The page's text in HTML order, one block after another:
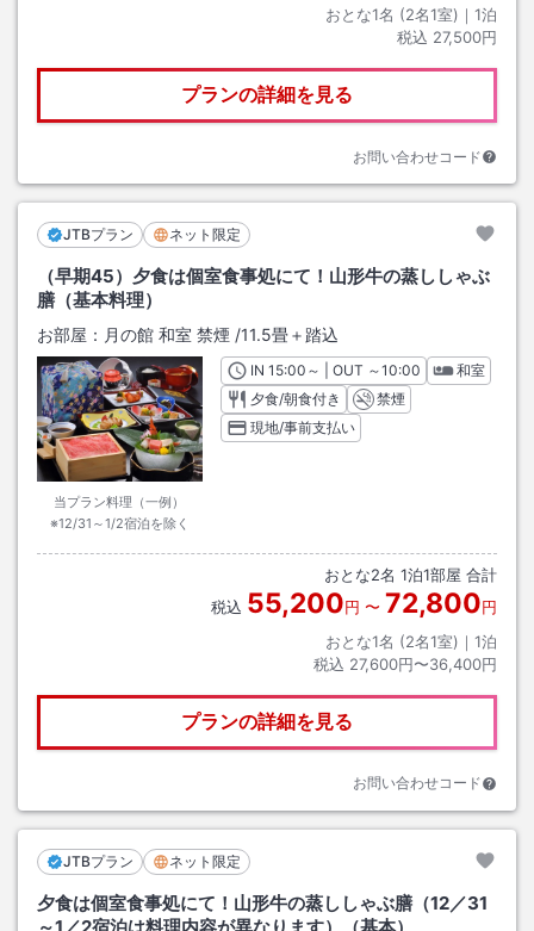
おとな1名 (2名1室)｜ 1泊
税込 27,500円
プランの詳細を見る
お問い合わせコード
JTBプラン ネット限定
（早期45）夕食は個室食事処にて！山形牛の蒸ししゃぶ
膳（基本料理）
お部屋： 月の館 和室 禁煙 /11.5畳＋踏込
当プラン料理（一例）
※12/31～1/2宿泊を除く
INチェックイン
15:00 ～ | OUT チェックアウト
～10:00
和室
夕食/朝食付き
禁煙
現地/事前支払い
おとな2名 1泊1部屋 合計
税込 55,200円 〜 72,800円
おとな1名 (2名1室)｜ 1泊
税込 27,600円〜36,400円
プランの詳細を見る
お問い合わせコード
JTBプラン ネット限定
夕食は個室食事処にて！山形牛の蒸ししゃぶ膳（12／31
～1／2宿泊は料理内容が異なります）（基本）